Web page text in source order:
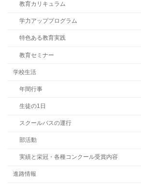
教育カリキュラム
学力アッププログラム
特色ある教育実践
教育セミナー
学校生活
年間行事
生徒の1日
スクールバスの運行
部活動
実績と栄冠・各種コンクール受賞内容
進路情報